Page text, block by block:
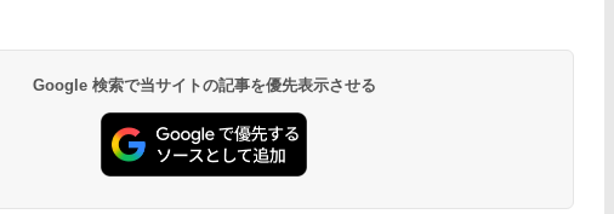
10,450円～
19,541円～
7,950円～
5,758円～
Google 検索で当サイトの記事を優先表示させる